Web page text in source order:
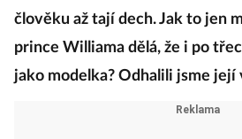
člověku až tají dech. Jak to jen
prince Williama dělá, že i po
jako modelka? Odhalili jsme